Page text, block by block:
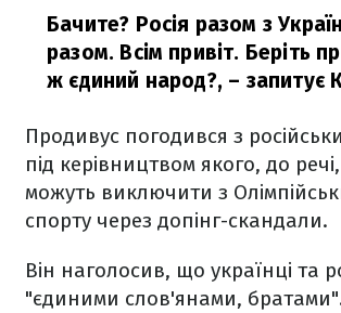
Бачите? Росія разом з
разом. Всім привіт. Беріть
ж єдиний народ?, – запитує
Продивус погодився з
під керівництвом якого, до
можуть виключити з
спорту через допінг-скандали.
Він наголосив, що українці та
"єдиними слов'янами,